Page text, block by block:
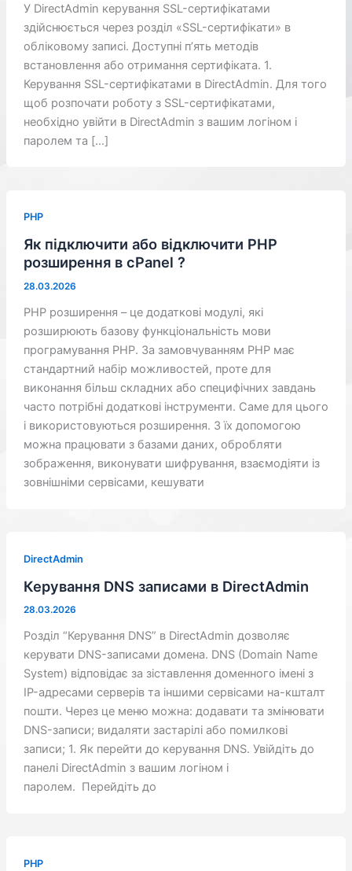
У DirectAdmin керування SSL-сертифікатами
здійснюється через розділ «SSL-сертифікати» в
обліковому записі. Доступні п’ять методів
встановлення або отримання сертифіката. 1.
Керування SSL-сертифікатами в DirectAdmin. Для того
щоб розпочати роботу з SSL-сертифікатами,
необхідно увійти в DirectAdmin з вашим логіном і
паролем та […]
PHP
Як підключити або відключити PHP
розширення в cPanel ?
28.03.2026
PHP розширення – це додаткові модулі, які
розширюють базову функціональність мови
програмування PHP. За замовчуванням PHP має
стандартний набір можливостей, проте для
виконання більш складних або специфічних завдань
часто потрібні додаткові інструменти. Саме для цього
і використовуються розширення. З їх допомогою
можна працювати з базами даних, обробляти
зображення, виконувати шифрування, взаємодіяти із
зовнішніми сервісами, кешувати
DirectAdmin
Керування DNS записами в DirectAdmin
28.03.2026
Розділ “Керування DNS” в DirectAdmin дозволяє
керувати DNS-записами домена. DNS (Domain Name
System) відповідає за зіставлення доменного імені з
IP-адресами серверів та іншими сервісами на-кшталт
пошти. Через це меню можна: додавати та змінювати
DNS-записи; видаляти застарілі або помилкові
записи; 1. Як перейти до керування DNS. Увійдіть до
панелі DirectAdmin з вашим логіном і
паролем. Перейдіть до
PHP